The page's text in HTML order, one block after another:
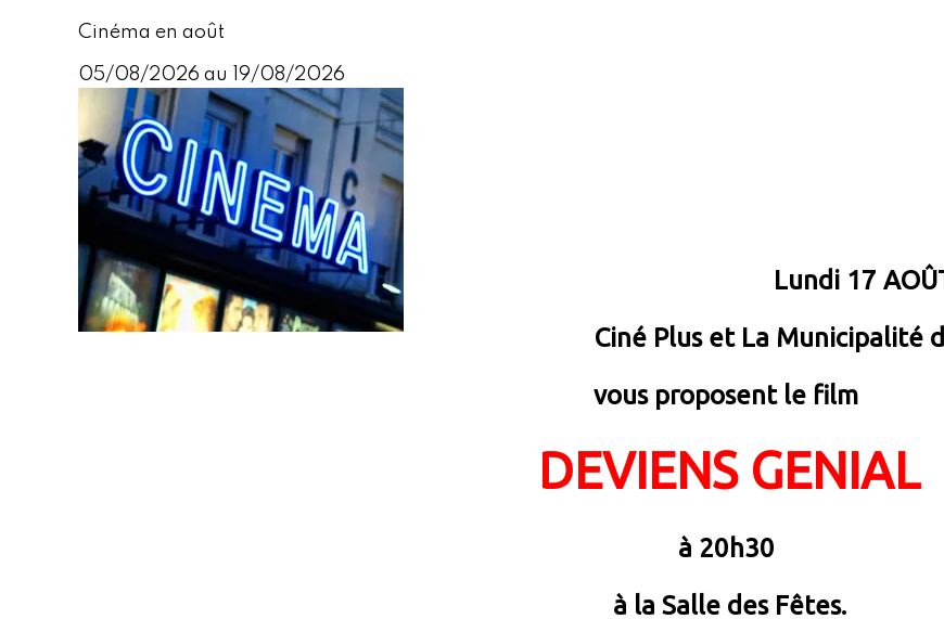
Cinéma en août
05/08/2026 au 19/08/2026
Lundi 17
Ciné Plus et La Municipalité
vous proposent le film
DEVIENS GENIAL
à 20h30
à la Salle des Fêtes.